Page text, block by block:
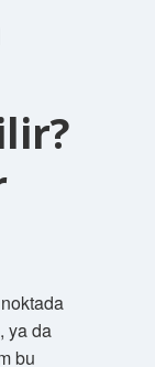
ya da
bu